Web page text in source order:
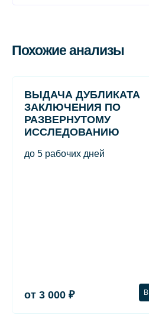
Похожие анализы
ВЫДАЧА ДУБЛИКАТА
ЗАКЛЮЧЕНИЯ ПО
РАЗВЕРНУТОМУ
ИССЛЕДОВАНИЮ
до 5 рабочих дней
от 3 000 ₽